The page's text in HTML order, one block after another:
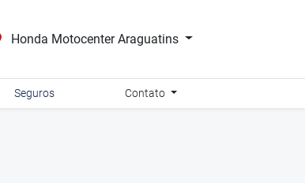
Honda Motocenter Araguatins
Seguros Contato